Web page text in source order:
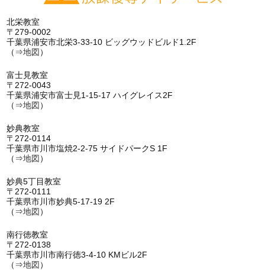
北栄教室
〒279-0002
千葉県浦安市北栄3-33-10 ビッグウッドビルド1.2F
（⇒地図 ）
富士見教室
〒272-0043
千葉県浦安市富士見1-15-17 ハイグレイス2F
（⇒地図 ）
妙典教室
〒272-0114
千葉県市川市塩焼2-2-75 サイドパークS 1F
（⇒地図 ）
妙典5丁目教室
〒272-0111
千葉県市川市妙典5-17-19 2F
（⇒地図 ）
南行徳教室
〒272-0138
千葉県市川市南行徳3-4-10 KMビル2F
（⇒地図 ）